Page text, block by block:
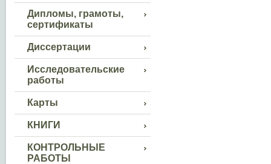
Дипломы, грамоты,
сертификаты
Диссертации
Исследовательские
работы
Карты
КНИГИ
КОНТРОЛЬНЫЕ
РАБОТЫ